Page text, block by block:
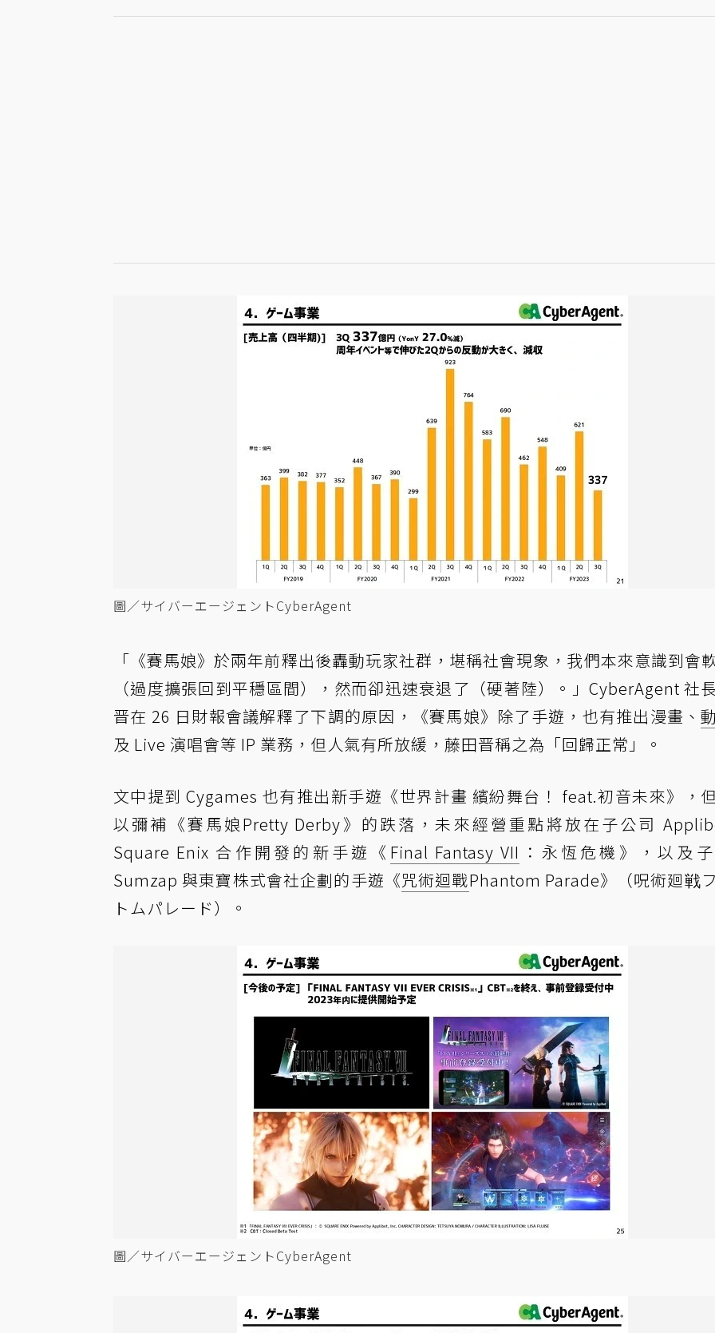
圖／サイバーエージェントCyberAgent
「《賽馬娘》於兩年前釋出後轟動玩家社群，堪稱社會現象，我們本來意識到會
（過度擴張回到平穩區間），然而卻迅速衰退了（硬著陸）。」Cyber​​Agent 社
晋在 26 日財報會議解釋了下調的原因，《賽馬娘》除了手遊，也有推出漫畫、
及 Live 演唱會等 IP 業務，但人氣有所放緩，藤田晋稱之為「回歸正常」。
文中提到 Cygames 也有推出新手遊《世界計畫 繽紛舞台！ feat.初音未來》，
以彌補《賽馬娘Pretty Derby》的跌落，未來經營重點將放在子公司
Square Enix 合作開發的新手遊《 Final Fantasy VII ：永恆危機》，以及
Sumzap 與東寶株式會社企劃的手遊《咒術迴戰Phantom Parade》（呪術廻戦
トムパレード）。
圖／サイバーエージェントCyberAgent